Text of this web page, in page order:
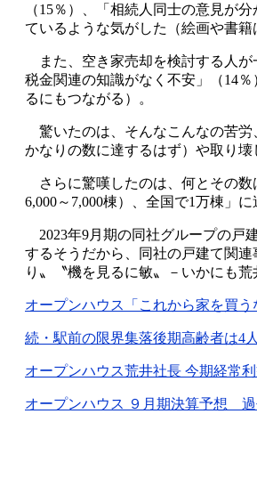
（15％）、「相続人同士の意見が
ているような気がした（絵画や書
また、空き家売却を検討する人が
税金関連の知識がなく不安」（14
るにもつながる）。
驚いたのは、そんなこんなの苦労
かなりの数に達するはず）や取り
さらに驚嘆したのは、何とその数
6,000～7,000棟）、全国で1万棟」に
2023年9月期の同社グループの戸
するそうだから、同社の戸建て関
り〟〝機を見るに敏〟－いかにも
オープンハウス「これから家を買
続・駅前の限界集落後期高齢者は4
オープンハウス荒井社長 今期経常利
オープンハウス ９月期決算予想 過